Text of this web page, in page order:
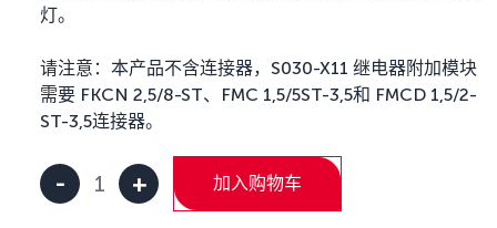
灯。
请注意：本产品不含连接器，S030-X11 继电器附加模块
需要 FKCN 2,5/8-ST、FMC 1,5/5ST-3,5和 FMCD 1,5/2-
ST-3,5连接器。
-
Kvaser
+ 加入购物车